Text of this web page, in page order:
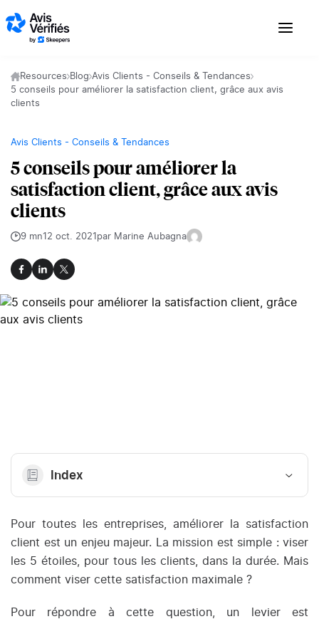
Resources Blog Avis Clients - Conseils & Tendances
5 conseils pour améliorer la satisfaction client, grâce aux avis
clients
Avis Clients - Conseils & Tendances
5 conseils pour améliorer la
satisfaction client, grâce aux avis
clients
9 mn12 oct. 2021 par Marine Aubagna
Facebook
LinkedIn
X
Index
Pour toutes les entreprises, améliorer la satisfaction
client est un enjeu majeur. La mission est simple : viser
les 5 étoiles, pour tous les clients, dans la durée. Mais
comment viser cette satisfaction maximale ?
Pour répondre à cette question, un levier est